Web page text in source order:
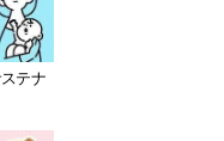
テナ